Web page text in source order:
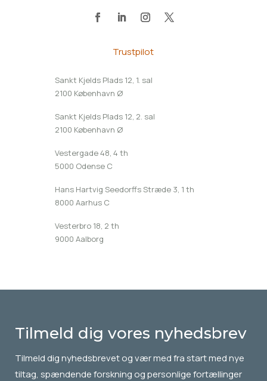
Trustpilot
Sankt Kjelds Plads 12, 1. sal
2100 København Ø
Sankt Kjelds Plads 12, 2. sal
2100 København Ø
Vestergade 48, 4 th
5000 Odense C
Hans Hartvig Seedorffs Stræde 3, 1 th
8000 Aarhus C
Vesterbro 18, 2 th
9000 Aalborg
Tilmeld dig vores nyhedsbrev
Tilmeld dignyhedsbrevetog vær med fra start med nye
tiltag, spændende forskning og personlige fortællinger